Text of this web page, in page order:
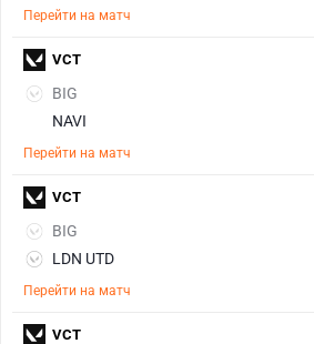
Перейти на матч
BIG
NAVI
Перейти на матч
VCT
BIG
LDN UTD
Перейти на матч
VCT
VCT